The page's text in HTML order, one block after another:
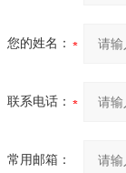
您的姓名：
联系电话：
常用邮箱：